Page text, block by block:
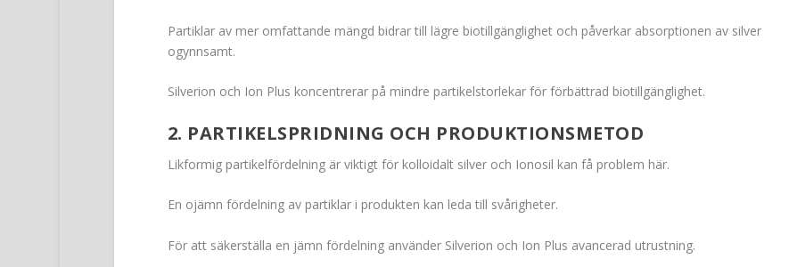
Partiklar av mer omfattande mängd bidrar till lägre biotillgänglighet och påverkar absorptionen av silver
ogynnsamt.
Silverion och Ion Plus koncentrerar på mindre partikelstorlekar för förbättrad biotillgänglighet.
2. PARTIKELSPRIDNING OCH PRODUKTIONSMETOD
Likformig partikelfördelning är viktigt för kolloidalt silver och Ionosil kan få problem här.
En ojämn fördelning av partiklar i produkten kan leda till svårigheter.
För att säkerställa en jämn fördelning använder Silverion och Ion Plus avancerad utrustning.